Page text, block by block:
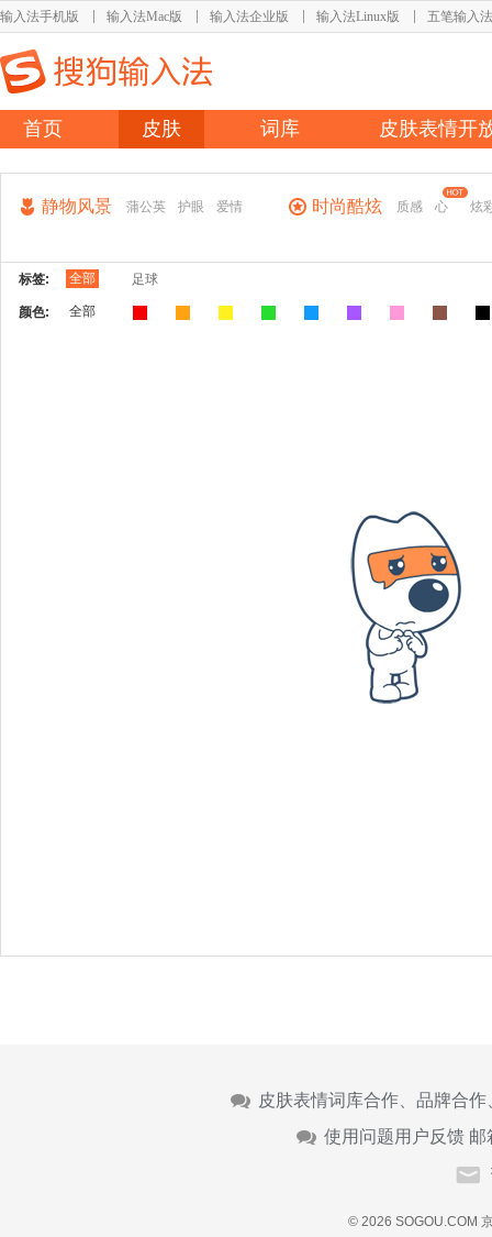
输入法手机版 输入法Mac版 输入法企业版 输入法Linux版 五笔输入法
首页 皮肤 词库 皮肤表情开
静物风景 蒲公英 护眼 爱情 时尚酷炫 质感 心 炫
标签: 全部 足球
颜色: 全部
皮肤表情词库合作、品牌合
使用问题用户反馈 邮
© 2026 SOGOU.COM